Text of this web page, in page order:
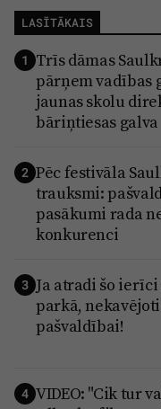
LASĪTĀKAIS
1 Trīs dāmas
pārņem vadības
jaunas skolu
bāriņtiesas galva
2 Pēc festivāla
trauksmi:
pasākumi rada
konkurenci
3 Ja atradi šo
parkā,
pašvaldībai!
4 VIDEO: "Cik tur